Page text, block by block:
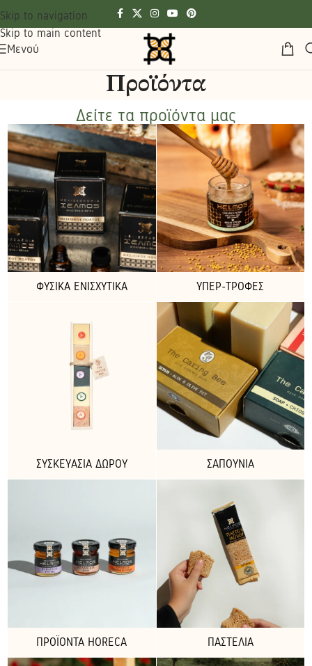
Skip to navigation
Skip to main content
Μενού
Προϊόντα
Δείτε τα προϊόντα μας
ΦΥΣΙΚΆ ΕΝΙΣΧΥΤΙΚΆ ΥΠΕΡ-ΤΡΟΦΈΣ
ΣΥΣΚΕΥΑΣΊΑ ΔΏΡΟΥ ΣΑΠΟΎΝΙΑ
ΠΡΟΪΌΝΤΑ HORECA ΠΑΣΤΈΛΙΑ